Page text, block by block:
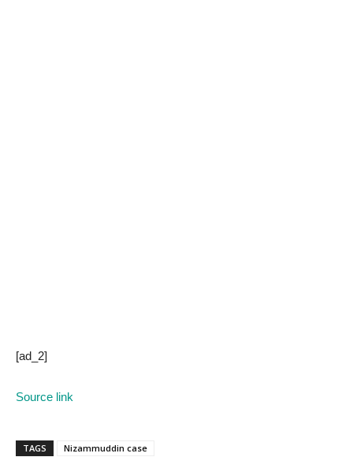
[ad_2]
Source link
TAGS Nizammuddin case